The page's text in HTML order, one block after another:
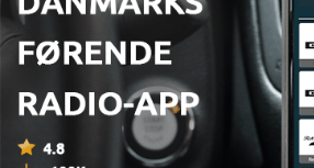
11 - Sådan bekæmper vi forråelsen 1
04 dec. 2024
10 - Vi har brug for omsorg,
08 jan. 2024